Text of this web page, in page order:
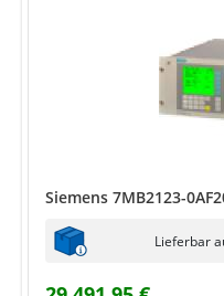
Siemens 7MB2123-
Lieferbar